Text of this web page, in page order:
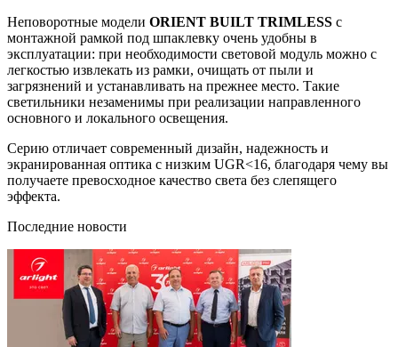
Неповоротные модели ORIENT BUILT TRIMLESS с
монтажной рамкой под шпаклевку очень удобны в
эксплуатации: при необходимости световой модуль можно с
легкостью извлекать из рамки, очищать от пыли и
загрязнений и устанавливать на прежнее место. Такие
светильники незаменимы при реализации направленного
основного и локального освещения.
Серию отличает современный дизайн, надежность и
экранированная оптика с низким UGR<16, благодаря чему вы
получаете превосходное качество света без слепящего
эффекта.
Последние новости